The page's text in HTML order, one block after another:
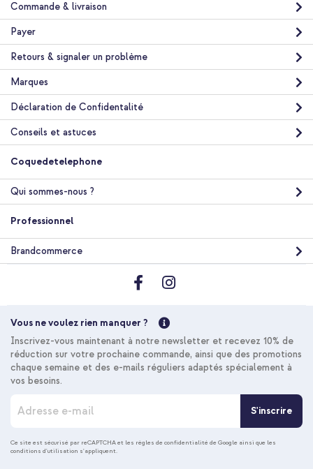
Commande & livraison
Payer
Retours & signaler un problème
Marques
Déclaration de Confidentalité
Conseils et astuces
Coquedetelephone
Qui sommes-nous ?
Professionnel
Brandcommerce
Vous ne voulez rien manquer ?
Inscrivez-vous maintenant à notre newsletter et recevez 10% de
réduction sur votre prochaine commande, ainsi que des promotions
chaque semaine et des e-mails réguliers adaptés spécialement à
vos besoins.
c
r
S'inscrire
Ce site est sécurisé par reCAPTCHA et les règles de confidentialité de Google ainsi que les
conditions d'utilisation s'appliquent.